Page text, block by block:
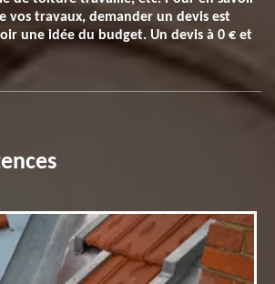
vos travaux, demander un devis est
une idée du budget. Un devis à 0 € et